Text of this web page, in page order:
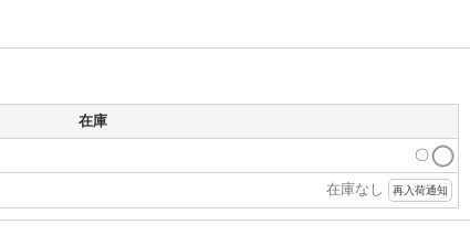
在庫
〇
在庫なし 再入荷通知